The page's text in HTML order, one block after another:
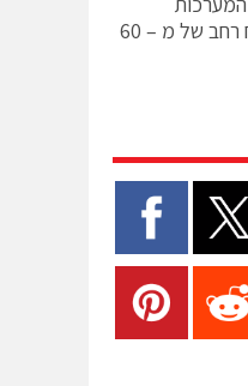
תומכות באנטנות בטווח רחב של מ – 60